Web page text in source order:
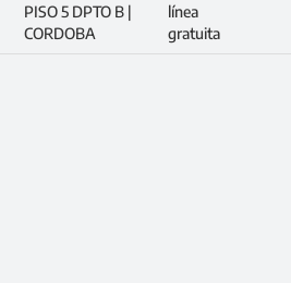
PISO 5 DPTO B |
CORDOBA
línea
gratuita